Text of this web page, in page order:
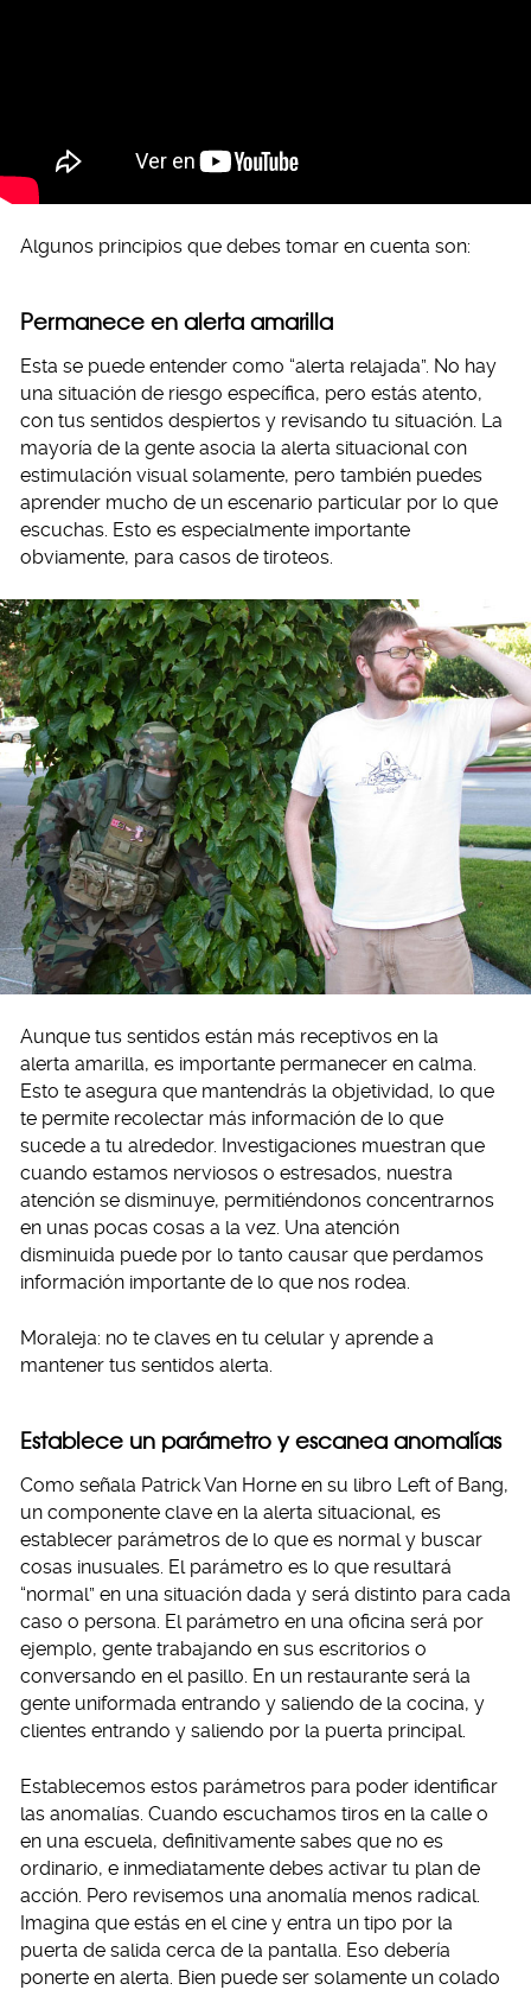
Algunos principios que debes tomar en cuenta son:
Permanece en alerta amarilla
Esta se puede entender como “alerta relajada”. No hay
una situación de riesgo específica, pero estás atento,
con tus sentidos despiertos y revisando tu situación. La
mayoría de la gente asocia la alerta situacional con
estimulación visual solamente, pero también puedes
aprender mucho de un escenario particular por lo que
escuchas. Esto es especialmente importante
obviamente, para casos de tiroteos.
Aunque tus sentidos están más receptivos en la
alerta amarilla, es importante permanecer en calma.
Esto te asegura que mantendrás la objetividad, lo que
te permite recolectar más información de lo que
sucede a tu alrededor. Investigaciones muestran que
cuando estamos nerviosos o estresados, nuestra
atención se disminuye, permitiéndonos concentrarnos
en unas pocas cosas a la vez. Una atención
disminuida puede por lo tanto causar que perdamos
información importante de lo que nos rodea.
Moraleja: no te claves en tu celular y aprende a
mantener tus sentidos alerta.
Establece un parámetro y escanea anomalías
Como señala Patrick Van Horne en su libro Left of Bang,
un componente clave en la alerta situacional, es
establecer parámetros de lo que es normal y buscar
cosas inusuales. El parámetro es lo que resultará
“normal” en una situación dada y será distinto para cada
caso o persona. El parámetro en una oficina será por
ejemplo, gente trabajando en sus escritorios o
conversando en el pasillo. En un restaurante será la
gente uniformada entrando y saliendo de la cocina, y
clientes entrando y saliendo por la puerta principal.
Establecemos estos parámetros para poder identificar
las anomalías. Cuando escuchamos tiros en la calle o
en una escuela, definitivamente sabes que no es
ordinario, e inmediatamente debes activar tu plan de
acción. Pero revisemos una anomalía menos radical.
Imagina que estás en el cine y entra un tipo por la
puerta de salida cerca de la pantalla. Eso debería
ponerte en alerta. Bien puede ser solamente un colado